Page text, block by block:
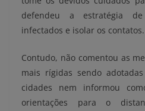
defendeu a estratégia
infectados e isolar os contatos.
Contudo, não comentou as
mais rígidas sendo
cidades nem informou
orientações para o